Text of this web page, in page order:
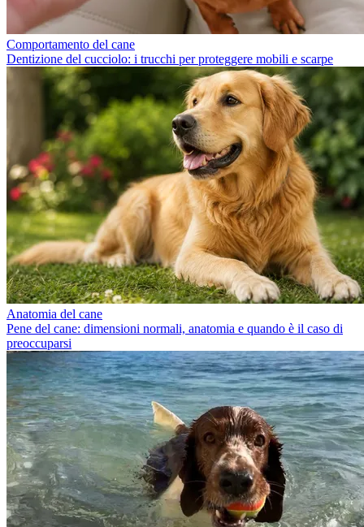
Comportamento del cane
Dentizione del cucciolo: i trucchi per proteggere mobili e scarpe
Anatomia del cane
Pene del cane: dimensioni normali, anatomia e quando è il caso di
preoccuparsi